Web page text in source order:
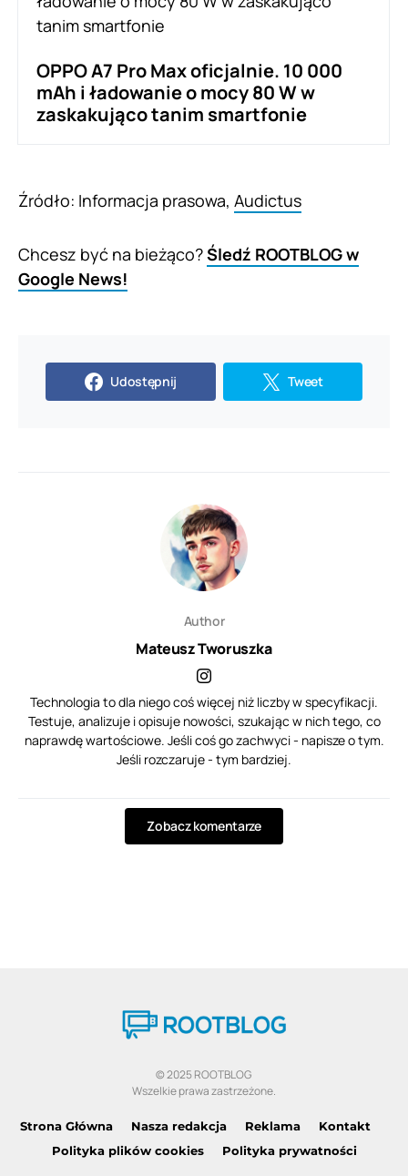
OPPO A7 Pro Max oficjalnie. 10 000
mAh i ładowanie o mocy 80 W w
zaskakująco tanim smartfonie
Źródło: Informacja prasowa, Audictus
Chcesz być na bieżąco?Śledź ROOTBLOG w
Google News!
Udostępnij Tweet
Author
Mateusz Tworuszka
Technologia to dla niego coś więcej niż liczby w specyfikacji.
Testuje, analizuje i opisuje nowości, szukając w nich tego, co
naprawdę wartościowe. Jeśli coś go zachwyci - napisze o tym.
Jeśli rozczaruje - tym bardziej.
Zobacz komentarze
© 2025 ROOTBLOG
Wszelkie prawa zastrzeżone.
Strona Główna Nasza redakcja Reklama
Kontakt
Polityka plików cookies
Polityka prywatności